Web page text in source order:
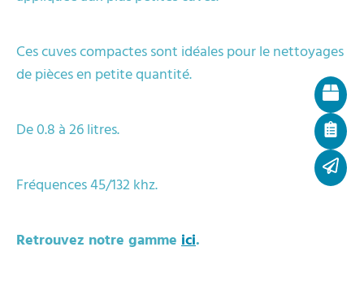
Ces cuves compactes sont idéales pour le nettoyages
de pièces en petite quantité.
De 0.8 à 26 litres.
Fréquences 45/132 khz.
Retrouvez notre gamme ici.